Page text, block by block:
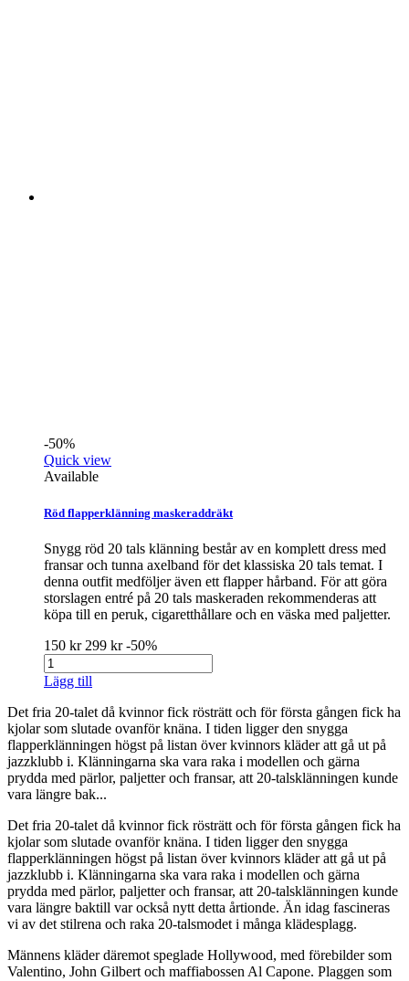
-50%
Quick view
Available
Röd flapperklänning maskeraddräkt
Snygg röd 20 tals klänning består av en komplett dress med
fransar och tunna axelband för det klassiska 20 tals temat. I
denna outfit medföljer även ett flapper hårband. För att göra
storslagen entré på 20 tals maskeraden rekommenderas att
köpa till en peruk, cigaretthållare och en väska med paljetter.
150 kr 299 kr-50%
Lägg till
Det fria 20-talet då kvinnor fick rösträtt och för första gången fick ha
kjolar som slutade ovanför knäna. I tiden ligger den snygga
flapperklänningen högst på listan över kvinnors kläder att gå ut på
jazzklubb i. Klänningarna ska vara raka i modellen och gärna
prydda med pärlor, paljetter och fransar, att 20-talsklänningen kunde
vara längre bak...
Det fria 20-talet då kvinnor fick rösträtt och för första gången fick ha
kjolar som slutade ovanför knäna. I tiden ligger den snygga
flapperklänningen högst på listan över kvinnors kläder att gå ut på
jazzklubb i. Klänningarna ska vara raka i modellen och gärna
prydda med pärlor, paljetter och fransar, att 20-talsklänningen kunde
vara längre baktill var också nytt detta årtionde. Än idag fascineras
vi av det stilrena och raka 20-talsmodet i många klädesplagg.
Männens kläder däremot speglade Hollywood, med förebilder som
Valentino, John Gilbert och maffiabossen Al Capone. Plaggen som